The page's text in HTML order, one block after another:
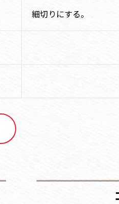
細切りにする。